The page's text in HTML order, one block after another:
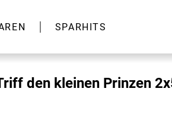
SPARHITS
den kleinen Prinzen